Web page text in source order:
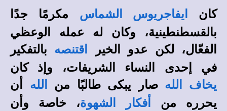
كان
ايفاجريوس الشماس
مكرمًا جدًا
بالقسطنطينية، وكان له عمله الوعظي
الفعّال، لكن عدو الخير
اقتنصه
بالتفكير
في إحدى النساء الشريفات، وإذ كان
يخاف الله صار يبكى طالبًا من الله أن
يحرره من أفكار الشهوة، خاصة وأن